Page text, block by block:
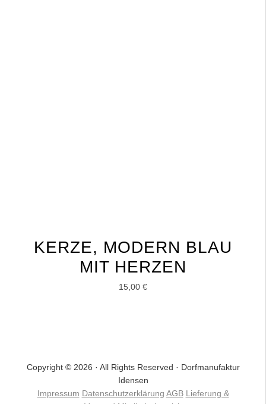
KERZE, MODERN BLAU
MIT HERZEN
15,00 €
Copyright © 2026 · All Rights Reserved · Dorfmanufaktur
Idensen
Impressum Datenschutzerklärung AGB Lieferung &